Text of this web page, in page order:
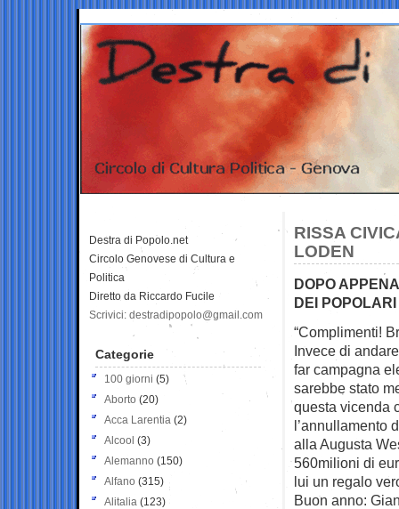
RISSA
LODEN
DOPO
DEI
“Complimenti!
Invece di
far campagna
sarebbe stato
questa vicenda
l’annullamento
alla Augusta
560milioni di
lui un regalo
Buon anno:
Destra di Popolo.net
Circolo Genovese di Cultura e
Politica
Diretto da Riccardo Fucile
Scrivici: destradipopolo@gmail.com
Categorie
100 giorni (5)
Aborto (20)
Acca Larentia (2)
Alcool (3)
Alemanno (150)
Alfano (315)
Alitalia (123)